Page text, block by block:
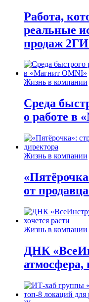
Работа,
реальные
продаж
Жизнь в компании
Среда
о работе в
Жизнь в компании
от
Жизнь в компании
ДНК
атмосфера,